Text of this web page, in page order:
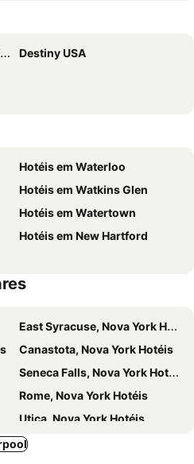
Destiny USA
Hotéis em Waterloo
Hotéis em Watkins Glen
Hotéis em Watertown
Hotéis em New Hartford
East Syracuse, Nova York Hotéis
Canastota, Nova York Hotéis
Seneca Falls, Nova York Hotéis
Rome, Nova York Hotéis
Utica, Nova York Hotéis
Canandaigua, Nova York Hotéis